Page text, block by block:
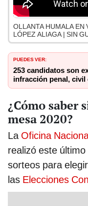
OLLANTA HUMALA EN
LÓPEZ ALIAGA | SIN
PUEDES VER:
253 candidatos son
infracción penal,
¿Cómo saber
mesa 2020?
La Oficina
realizó este
sorteos para
las Elecciones